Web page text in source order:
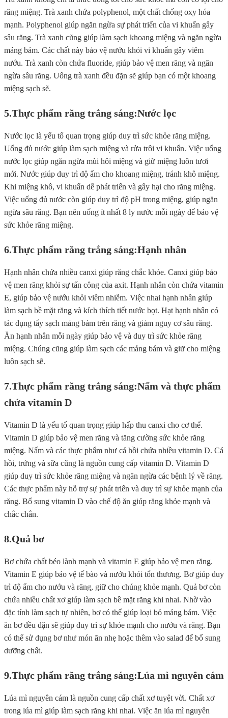
răng miệng. Trà xanh chứa polyphenol, một chất chống oxy hóa
mạnh. Polyphenol giúp ngăn ngừa sự phát triển của vi khuẩn gây
sâu răng. Trà xanh cũng giúp làm sạch khoang miệng và ngăn ngừa
mảng bám. Các chất này bảo vệ nướu khỏi vi khuẩn gây viêm
nướu. Trà xanh còn chứa fluoride, giúp bảo vệ men răng và ngăn
ngừa sâu răng. Uống trà xanh đều đặn sẽ giúp bạn có một khoang
miệng sạch sẽ.
5.Thực phẩm răng trắng sáng:Nước lọc
Nước lọc là yếu tố quan trọng giúp duy trì sức khỏe răng miệng.
Uống đủ nước giúp làm sạch miệng và rửa trôi vi khuẩn. Việc uống
nước lọc giúp ngăn ngừa mùi hôi miệng và giữ miệng luôn tươi
mới. Nước giúp duy trì độ ẩm cho khoang miệng, tránh khô miệng.
Khi miệng khô, vi khuẩn dễ phát triển và gây hại cho răng miệng.
Việc uống đủ nước còn giúp duy trì độ pH trong miệng, giúp ngăn
ngừa sâu răng. Bạn nên uống ít nhất 8 ly nước mỗi ngày để bảo vệ
sức khỏe răng miệng.
6.Thực phẩm răng trắng sáng:Hạnh nhân
Hạnh nhân chứa nhiều canxi giúp răng chắc khỏe. Canxi giúp bảo
vệ men răng khỏi sự tấn công của axit. Hạnh nhân còn chứa vitamin
E, giúp bảo vệ nướu khỏi viêm nhiễm. Việc nhai hạnh nhân giúp
làm sạch bề mặt răng và kích thích tiết nước bọt. Hạt hạnh nhân có
tác dụng tẩy sạch mảng bám trên răng và giảm nguy cơ sâu răng.
Ăn hạnh nhân mỗi ngày giúp bảo vệ và duy trì sức khỏe răng
miệng. Chúng cũng giúp làm sạch các mảng bám và giữ cho miệng
luôn sạch sẽ.
7.Thực phẩm răng trắng sáng:Nấm và thực phẩm
chứa vitamin D
Vitamin D là yếu tố quan trọng giúp hấp thu canxi cho cơ thể.
Vitamin D giúp bảo vệ men răng và tăng cường sức khỏe răng
miệng. Nấm và các thực phẩm như cá hồi chứa nhiều vitamin D. Cá
hồi, trứng và sữa cũng là nguồn cung cấp vitamin D. Vitamin D
giúp duy trì sức khỏe răng miệng và ngăn ngừa các bệnh lý về răng.
Các thực phẩm này hỗ trợ sự phát triển và duy trì sự khỏe mạnh của
răng. Bổ sung vitamin D vào chế độ ăn giúp răng khỏe mạnh và
chắc chắn.
8.Quả bơ
Bơ chứa chất béo lành mạnh và vitamin E giúp bảo vệ men răng.
Vitamin E giúp bảo vệ tế bào và nướu khỏi tổn thương. Bơ giúp duy
trì độ ẩm cho nướu và răng, giữ cho chúng khỏe mạnh. Quả bơ còn
chứa nhiều chất xơ giúp làm sạch bề mặt răng khi nhai. Nhờ vào
đặc tính làm sạch tự nhiên, bơ có thể giúp loại bỏ mảng bám. Việc
ăn bơ đều đặn sẽ giúp duy trì sự khỏe mạnh cho nướu và răng. Bạn
có thể sử dụng bơ như món ăn nhẹ hoặc thêm vào salad để bổ sung
dưỡng chất.
9.Thực phẩm răng trắng sáng:Lúa mì nguyên cám
Lúa mì nguyên cám là nguồn cung cấp chất xơ tuyệt vời. Chất xơ
trong lúa mì giúp làm sạch răng khi nhai. Việc ăn lúa mì nguyên